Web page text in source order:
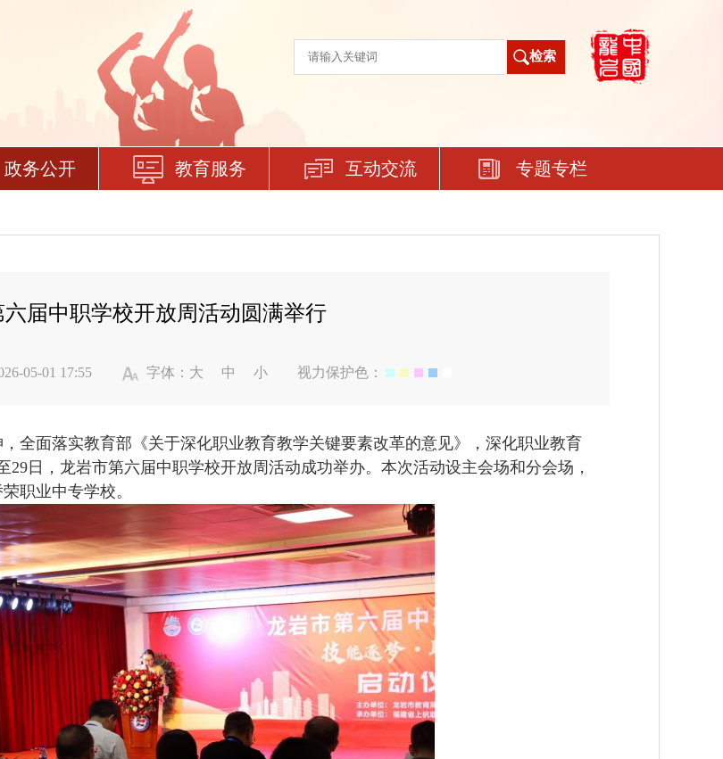
政务公开 教育服务 互动交流 专题专栏
六届中职学校开放周活动圆满举行
05-01 17:55 字体： 大 中 小 视力保护色：
面落实教育部《关于深化职业教育教学关键要素改革的意见》，深化职业教育
日，龙岩市第六届中职学校开放周活动成功举办。本次活动设主会场和分会场，
职业中专学校。